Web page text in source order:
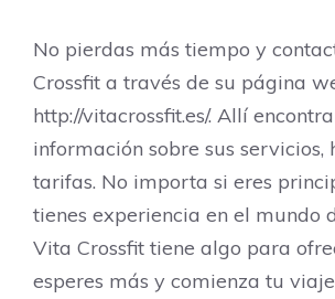
No pierdas más tiempo y
Crossfit a través de su página
http://vitacrossfit.es/. Allí
información sobre sus servicios,
tarifas. No importa si eres
tienes experiencia en el mundo
Vita Crossfit tiene algo para
esperes más y comienza tu